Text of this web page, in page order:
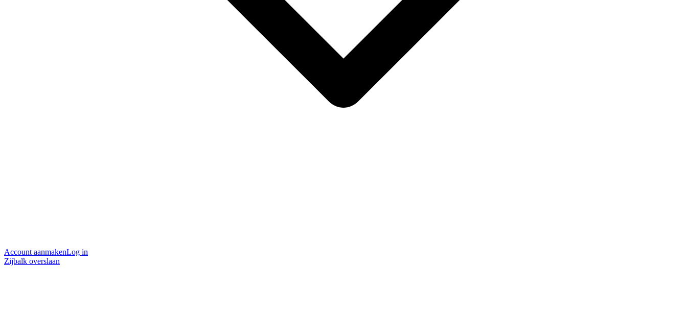
Account aanmakenLog in
Zijbalk overslaan